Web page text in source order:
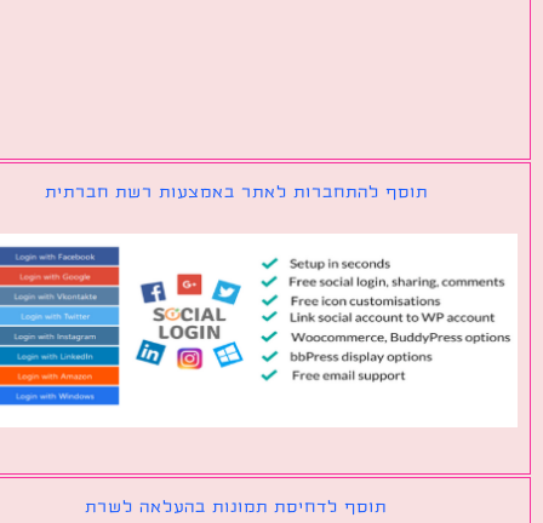
תוסף להתחברות לאתר באמצעות רשת חברתית
תוסף לדחיסת תמונות בהעלאה לשרת